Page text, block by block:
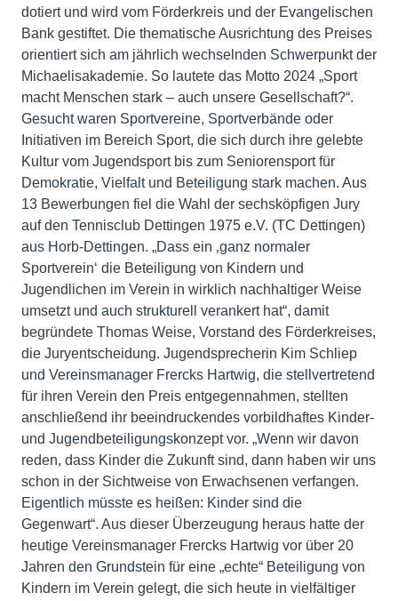
dotiert und wird vom Förderkreis und der Evangelischen
Bank gestiftet. Die thematische Ausrichtung des Preises
orientiert sich am jährlich wechselnden Schwerpunkt der
Michaelisakademie. So lautete das Motto 2024 „Sport
macht Menschen stark – auch unsere Gesellschaft?“.
Gesucht waren Sportvereine, Sportverbände oder
Initiativen im Bereich Sport, die sich durch ihre gelebte
Kultur vom Jugendsport bis zum Seniorensport für
Demokratie, Vielfalt und Beteiligung stark machen. Aus
13 Bewerbungen fiel die Wahl der sechsköpfigen Jury
auf den Tennisclub Dettingen 1975 e.V. (TC Dettingen)
aus Horb-Dettingen. „Dass ein ‚ganz normaler
Sportverein‘ die Beteiligung von Kindern und
Jugendlichen im Verein in wirklich nachhaltiger Weise
umsetzt und auch strukturell verankert hat“, damit
begründete Thomas Weise, Vorstand des Förderkreises,
die Juryentscheidung. Jugendsprecherin Kim Schliep
und Vereinsmanager Frercks Hartwig, die stellvertretend
für ihren Verein den Preis entgegennahmen, stellten
anschließend ihr beeindruckendes vorbildhaftes Kinder-
und Jugendbeteiligungskonzept vor. „Wenn wir davon
reden, dass Kinder die Zukunft sind, dann haben wir uns
schon in der Sichtweise von Erwachsenen verfangen.
Eigentlich müsste es heißen: Kinder sind die
Gegenwart“. Aus dieser Überzeugung heraus hatte der
heutige Vereinsmanager Frercks Hartwig vor über 20
Jahren den Grundstein für eine „echte“ Beteiligung von
Kindern im Verein gelegt, die sich heute in vielfältiger